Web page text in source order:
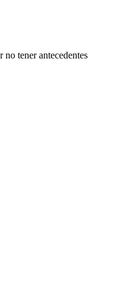
tener antecedentes